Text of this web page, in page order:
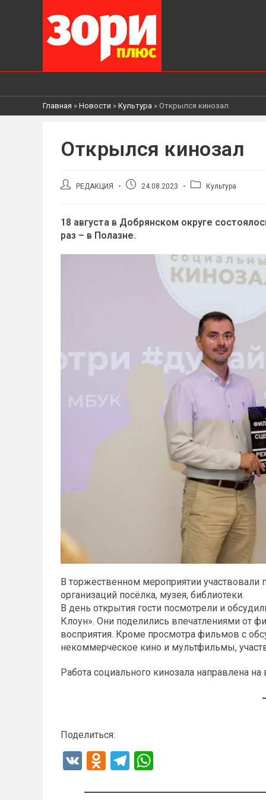
Главная » Новости » Культура » Открылся кинозал
Открылся кинозал
АвторРЕДАКЦИЯ
Запись24.08.2023
РубрикаКультура
18 августа в Добрянском округе
раз – в Полазне.
В торжественном мероприятии участвовали
организаций посёлка, музея, библиотеки.
В день открытия гости посмотрели и
Клоун». Они поделились впечатлениями от
восприятия. Кроме просмотра фильмов с
некоммерческое кино и мультфильмы,
Работа социального кинозала направлена на
Поделиться:
V
O
T